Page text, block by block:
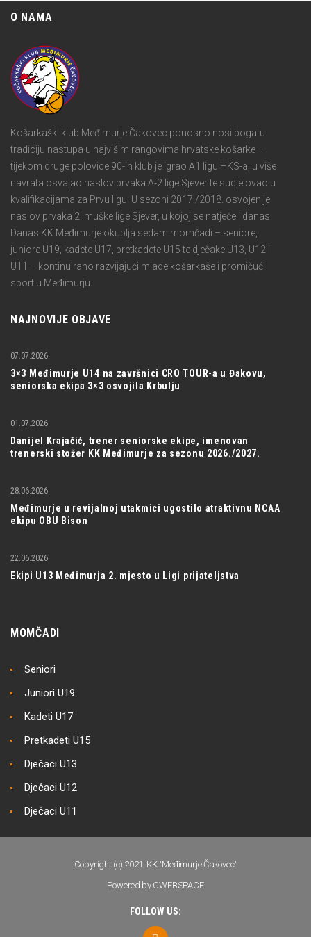
O NAMA
Košarkaški klub Međimurje Čakovec ponosno nosi bogatu
tradiciju nastupa u najvišim rangovima hrvatske košarke –
tijekom druge polovice 90-ih klub je igrao A1 ligu HKS-a, u više
navrata osvajao naslov prvaka A-2 lige Sjever te sudjelovao u
kvalifikacijama za Prvu ligu. U sezoni 2017./2018. osvojen je
naslov prvaka 2. muške lige Sjever, u kojoj se natječe i danas.
Danas KK Međimurje okuplja sedam momčadi – seniore,
juniore U19, kadete U17, pretkadete U15 te dječake U13, U12 i
U11 – kontinuirano razvijajući mlade košarkaše i promičući
sport u Međimurju.
NAJNOVIJE OBJAVE
3×3 Međimurje U14 na završnici CRO TOUR-a u Đakovu,
seniorska ekipa 3×3 osvojila Krbulju
07.07.2026
Danijel Krajačić, trener seniorske ekipe, imenovan
trenerski stožer KK Međimurje za sezonu 2026./2027.
01.07.2026
Međimurje u revijalnoj utakmici ugostilo atraktivnu NCAA
ekipu OBU Bison
28.06.2026
Ekipi U13 Međimurja 2. mjesto u Ligi prijateljstva
22.06.2026
MOMČADI
Seniori
Juniori U19
Kadeti U17
Pretkadeti U15
Dječaci U13
Dječaci U12
Dječaci U11
Copyright (c) 2021. KK "Međimurje Čakovec"
Powered by CWEBSPACE
FOLLOW US: